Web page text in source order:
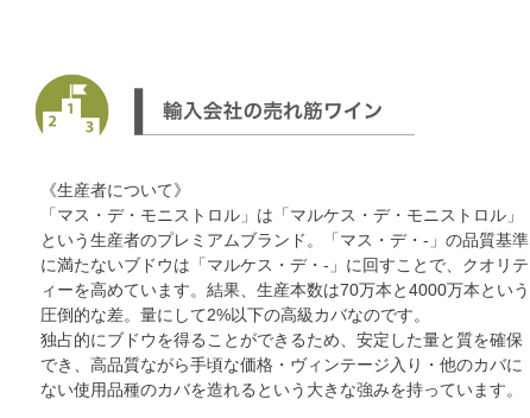
《生産者について》
「マス・デ・モニストロル」は「マルケス・デ・モニストロル」
という生産者のプレミアムブランド。「マス・デ・-」の品質基準
に満たないブドウは「マルケス・デ・-」に回すことで、クオリテ
ィーを高めています。結果、生産本数は70万本と4000万本という
圧倒的な差。量にして2%以下の高級カバなのです。
独占的にブドウを得ることができるため、安定した量と質を確保
でき、高品質ながら手頃な価格・ヴィンテージ入り・他のカバに
ない使用品種のカバを造れるという大きな強みを持っています。